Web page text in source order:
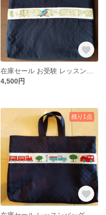
4,500円
残り1点